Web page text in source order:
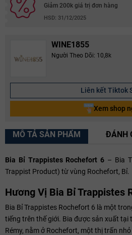
Giảm 200k giá trị đơn hàng
HSD: 31/12/2025
WINE1855
Người Theo Dõi: 10,8k
Liên kết Tiktok
Xem shop
MÔ TẢ SẢN PHẨM ĐÁNH
Bia Bỉ Trappistes Rochefort 6 – Bia
Trappist Product) từ vùng Rochefort, Bỉ.
Hương Vị Bia Bỉ Trappistes
Bia Bỉ Trappistes Rochefort 6 là một
tiếng trên thế giới. Bia được sản xuất tại
Rémy, nằm ở Rochefort, một thị trấn